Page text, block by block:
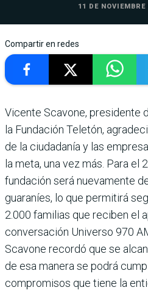
11 DE
Compartir en redes
Vicente Scavone, pre­sidente
la Fun­dación Teletón,
de la ciu­dadanía y las
la meta, una vez más. Para el
fundación será nuevamente
guaraníes, lo que per­mitirá
2.000 familias que reci­ben el
conversación Universo 970
Scavone recordó que se
de esa manera se podrá
compro­misos que tiene la